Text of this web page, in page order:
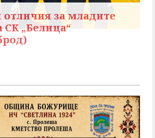
за младите
„Белица“